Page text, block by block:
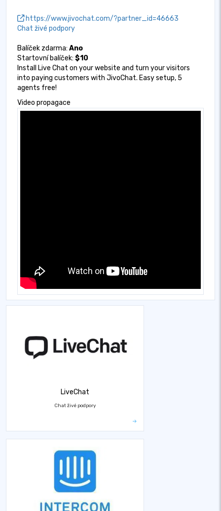
https://www.jivochat.com/?partner_id=46663
Chat živé podpory
Balíček zdarma: Ano
Startovní balíček: $10
Install Live Chat on your website and turn your visitors
into paying customers with JivoChat. Easy setup, 5
agents free!
Video propagace
LiveChat
Chat živé podpory